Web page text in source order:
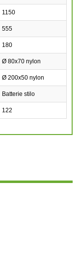
1150
555
180
Ø 80x70 nylon
Ø 200x50 nylon
Batterie stilo
122